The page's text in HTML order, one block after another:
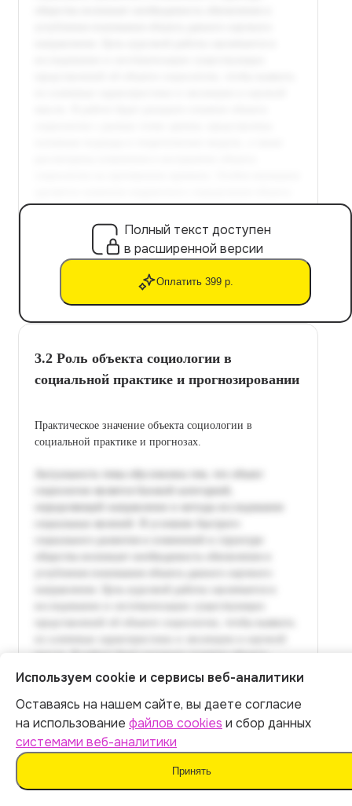
Полный текст доступен
в расширенной версии
Оплатить 399 р.
3.2 Роль объекта социологии в
социальной практике и прогнозировании
Практическое значение объекта социологии в
социальной практике и прогнозах.
Итог:399р.
Оплатить
Используем cookie и сервисы веб-аналитики
Оставаясь на нашем сайте, вы даете согласие
на использование файлов cookies и сбор данных
системами веб-аналитики
Принять